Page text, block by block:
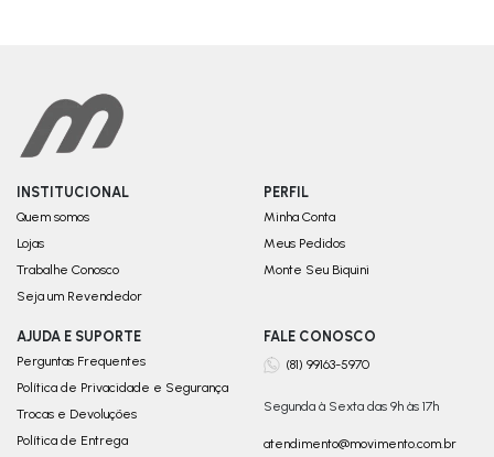
INSTITUCIONAL
Quem somos
Lojas
Trabalhe Conosco
Seja um Revendedor
PERFIL
Minha Conta
Meus Pedidos
Monte Seu Biquini
AJUDA E SUPORTE
Perguntas Frequentes
Política de Privacidade e Segurança
Trocas e Devoluções
Política de Entrega
FALE CONOSCO
(81) 99163-5970
Segunda à Sexta das 9h às 17h
atendimento@movimento.com.br